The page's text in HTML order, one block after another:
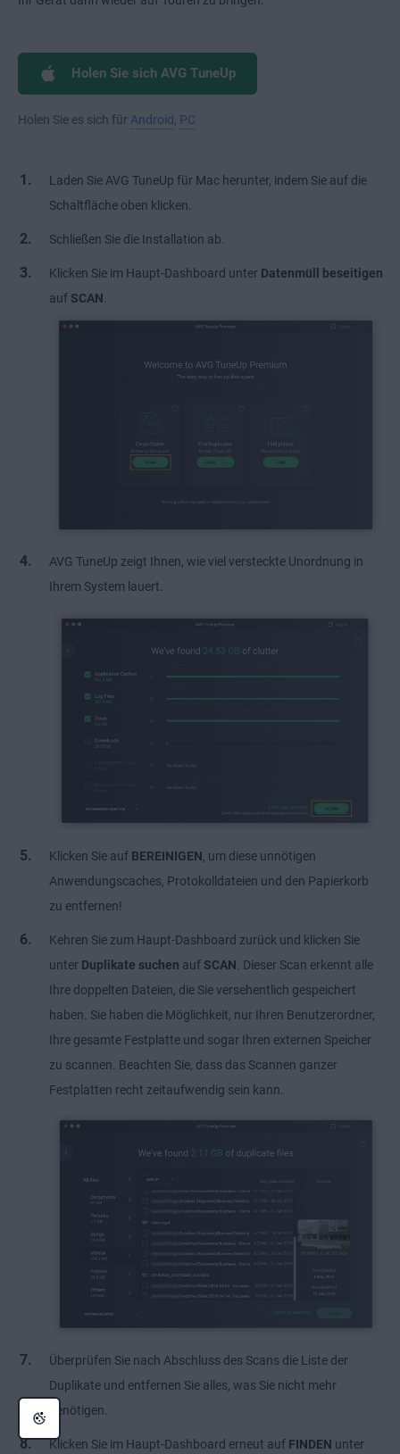
Holen Sie sich AVG TuneUp
Holen Sie es sich für Android , PC
Laden Sie AVG TuneUp für Mac herunter, indem Sie auf die
Schaltfläche oben klicken.
Schließen Sie die Installation ab.
Klicken Sie im Haupt-Dashboard unter Datenmüll beseitigen
auf SCAN.
AVG TuneUp zeigt Ihnen, wie viel versteckte Unordnung in
Ihrem System lauert.
Klicken Sie auf BEREINIGEN , um diese unnötigen
Anwendungscaches, Protokolldateien und den Papierkorb
zu entfernen!
Kehren Sie zum Haupt-Dashboard zurück und klicken Sie
unter Duplikate suchen auf SCAN . Dieser Scan erkennt alle
Ihre doppelten Dateien, die Sie versehentlich gespeichert
haben. Sie haben die Möglichkeit, nur Ihren Benutzerordner,
Ihre gesamte Festplatte und sogar Ihren externen Speicher
zu scannen. Beachten Sie, dass das Scannen ganzer
Festplatten recht zeitaufwendig sein kann.
Überprüfen Sie nach Abschluss des Scans die Liste der
Duplikate und entfernen Sie alles, was Sie nicht mehr
benötigen.
Klicken Sie im Haupt-Dashboard erneut auf FINDEN unter